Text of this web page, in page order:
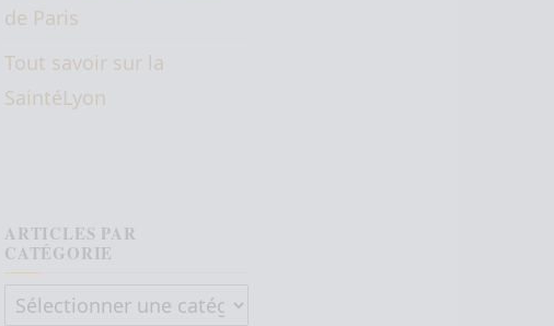
de Paris
Tout savoir sur la
SaintéLyon
ARTICLES PAR
CATÉGORIE
Articles par catégorie